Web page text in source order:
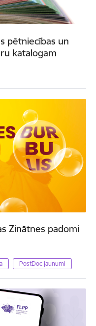
pētniecības un
katalogam
Zinātnes padomi
PostDoc jaunumi